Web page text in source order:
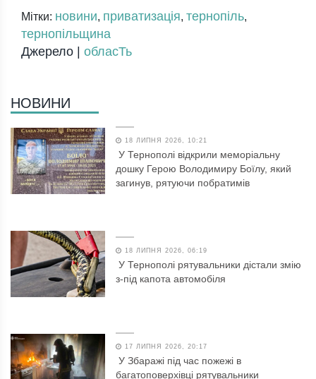
Мітки: новини, приватизація, тернопіль,
тернопільщина
Джерело | обласТь
НОВИНИ
18 ЛИПНЯ 2026, 10:21
У Тернополі відкрили меморіальну
дошку Герою Володимиру Боїлу, який
загинув, рятуючи побратимів
18 ЛИПНЯ 2026, 06:19
У Тернополі рятувальники дістали змію
з-під капота автомобіля
17 ЛИПНЯ 2026, 20:17
У Збаражі під час пожежі в
багатоповерхівці рятувальники